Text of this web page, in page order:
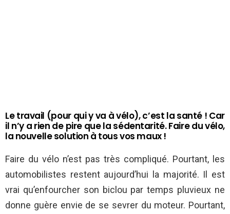
Le travail (pour qui y va à vélo), c’est la santé ! Car
il n’y a rien de pire que la sédentarité. Faire du vélo,
la nouvelle solution à tous vos maux !
Faire du vélo n’est pas très compliqué. Pourtant, les
automobilistes restent aujourd’hui la majorité. Il est
vrai qu’enfourcher son biclou par temps pluvieux ne
donne guère envie de se sevrer du moteur. Pourtant,